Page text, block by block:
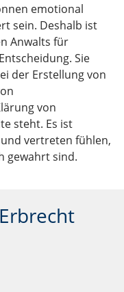
emotional
sein. Deshalb ist
Anwalts für
Sie
der Erstellung von
von
steht. Es ist
vertreten fühlen,
gewahrt sind.